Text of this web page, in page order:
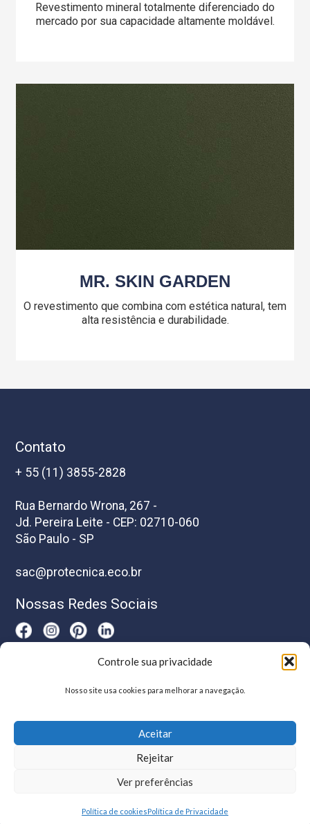
Controle sua privacidade
Nosso site usa cookies para melhorar a navegação.
Aceitar
Rejeitar
Ver preferências
Política de cookiesPolítica de Privacidade
Revestimento mineral totalmente diferenciado do
mercado por sua capacidade altamente moldável.
MR. SKIN GARDEN
O revestimento que combina com estética natural, tem
alta resistência e durabilidade.
Contato
+ 55 (11) 3855-2828
Rua Bernardo Wrona, 267 -
Jd. Pereira Leite - CEP: 02710-060
São Paulo - SP
sac@protecnica.eco.br
Nossas Redes Sociais
© Protécnica | Desenvolvido por